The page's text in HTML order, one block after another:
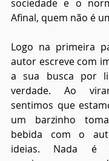
sociedade e o
Afinal, quem não é
Logo na primeira
autor escreve com
a sua busca por
verdade. Ao
sentimos que
um barzinho
bebida com o
ideias. Nada é